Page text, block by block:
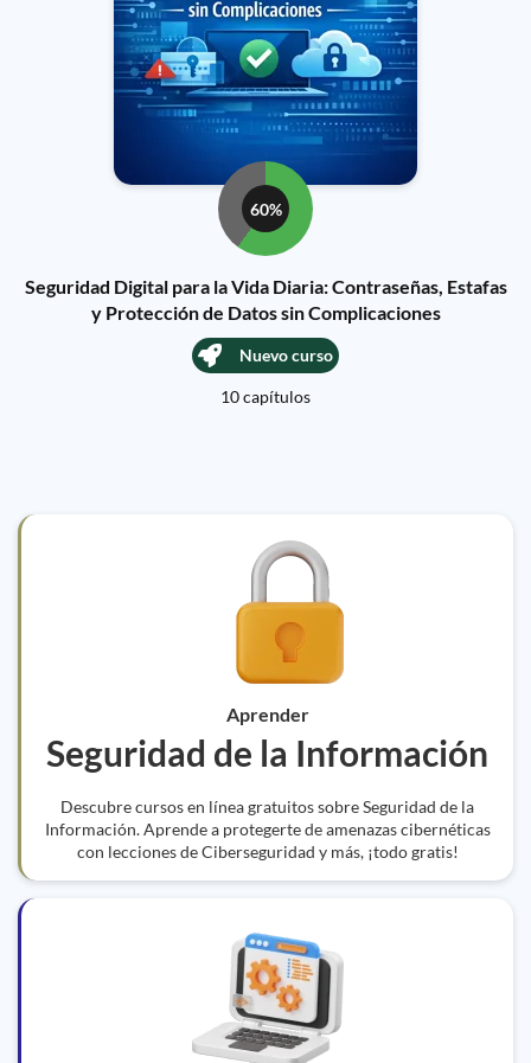
60%
Seguridad Digital para la Vida Diaria: Contraseñas, Estafas
y Protección de Datos sin Complicaciones
Nuevo curso
10 capítulos
Aprender
Seguridad de la Información
Descubre cursos en línea gratuitos sobre Seguridad de la
Información. Aprende a protegerte de amenazas cibernéticas
con lecciones de Ciberseguridad y más, ¡todo gratis!